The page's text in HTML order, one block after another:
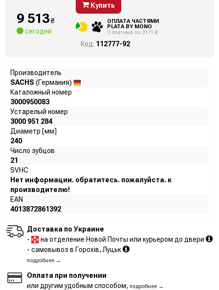
9 513₴
сегодня
Купить
ОПЛАТА ЧАСТЯМИ
PLATA BY MONO
3 платежа по 3171 ₴
Код: 112777-92
Производитель
SACHS (Германия)
Каталожный номер
3000950083
Устарелый номер
3000 951 284
Диаметр [мм]
240
Число зубцов
21
SVHC
Нет информации. обратитесь. пожалуйста. к
производителю!
EAN
4013872861392
Доставка по Украине
-
на отделение Новой Почты или курьером до двери
- самовывоз в Горохів, Луцьк
подробнее →
Оплата при получении
или другим удобным способом, подробнее →